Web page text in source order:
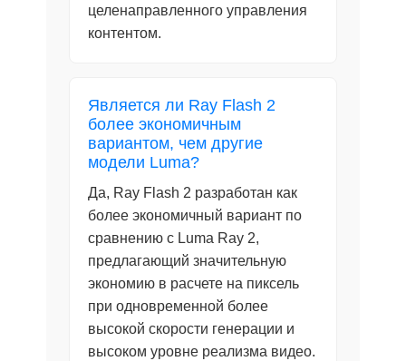
целенаправленного управления
контентом.
Является ли Ray Flash 2
более экономичным
вариантом, чем другие
модели Luma?
Да, Ray Flash 2 разработан как
более экономичный вариант по
сравнению с Luma Ray 2,
предлагающий значительную
экономию в расчете на пиксель
при одновременной более
высокой скорости генерации и
высоком уровне реализма видео.